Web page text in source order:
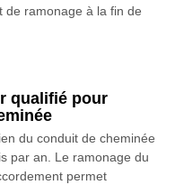
de ramonage à la fin de
qualifié pour
du conduit de cheminée
par an. Le ramonage du
permet